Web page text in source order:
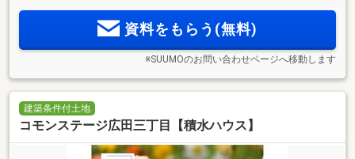
資料をもらう(無料)
※SUUMOのお問い合わせページへ移動します
建築条件付土地
コモンステージ広田三丁目【積水ハウス】